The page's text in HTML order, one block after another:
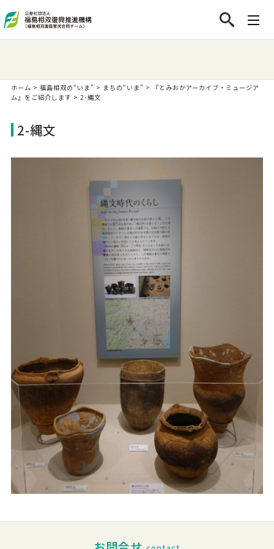
ホーム > 福島相双の“いま” > まちの“いま” >
『とみおかアーカイブ・ミュージア
ム』をご紹介します > 2-縄文
2-縄文